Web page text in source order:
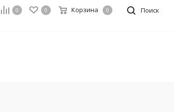
Поиск
0 0 Корзина 0